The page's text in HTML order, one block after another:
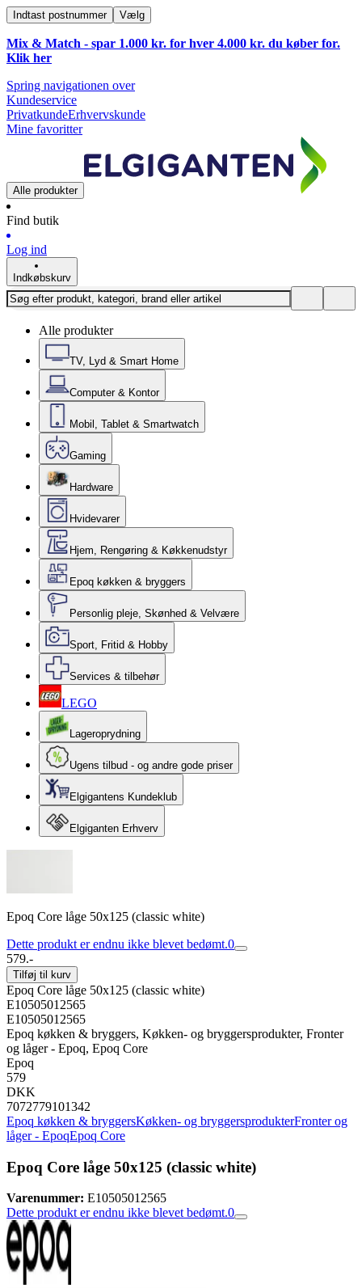
Indtast postnummer Vælg
Mix & Match - spar 1.000 kr. for hver 4.000 kr. du køber for.
Klik her
Spring navigationen over
Kundeservice
PrivatkundeErhvervskunde
Mine favoritter
Alle produkter
Find butik
Log ind
Indkøbskurv
Alle produkter
TV, Lyd & Smart Home
Computer & Kontor
Mobil, Tablet & Smartwatch
Gaming
Hardware
Hvidevarer
Hjem, Rengøring & Køkkenudstyr
Epoq køkken & bryggers
Personlig pleje, Skønhed & Velvære
Sport, Fritid & Hobby
Services & tilbehør
LEGO
Lageroprydning
Ugens tilbud - og andre gode priser
Elgigantens Kundeklub
Elgiganten Erhverv
Epoq Core låge 50x125 (classic white)
Dette produkt er endnu ikke blevet bedømt.0
579.-
Tilføj til kurv
Epoq Core låge 50x125 (classic white)
E10505012565
E10505012565
Epoq køkken & bryggers, Køkken- og bryggersprodukter, Fronter
og låger - Epoq, Epoq Core
Epoq
579
DKK
7072779101342
Epoq køkken & bryggersKøkken- og bryggersprodukterFronter og
låger - EpoqEpoq Core
Epoq Core låge 50x125 (classic white)
Varenummer: E10505012565
Dette produkt er endnu ikke blevet bedømt.0